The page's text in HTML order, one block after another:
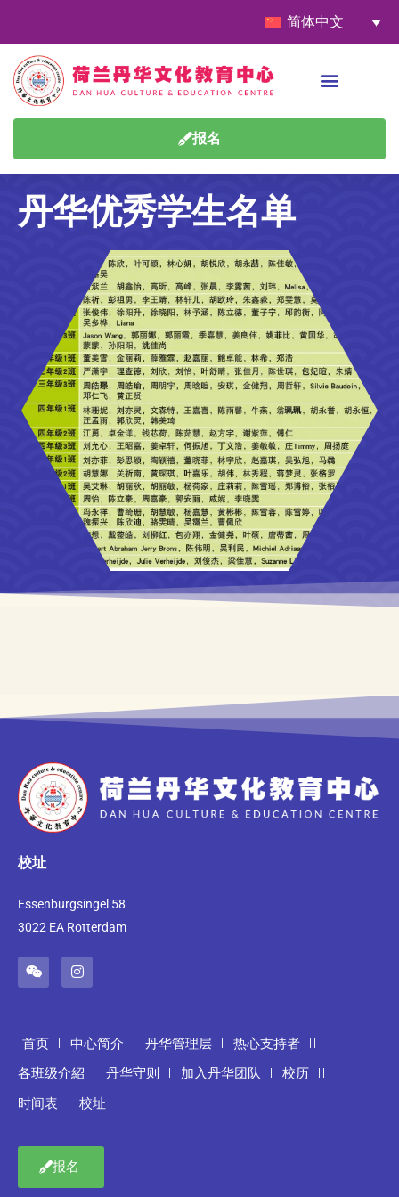
简体中文
报名
丹华优秀学生名单
校址
Essenburgsingel 58
3022 EA Rotterdam
首页 中心简介 丹华管理层
热心支持者
各班级介紹
丹华守则 加入丹华团队
校历
时间表
校址
报名